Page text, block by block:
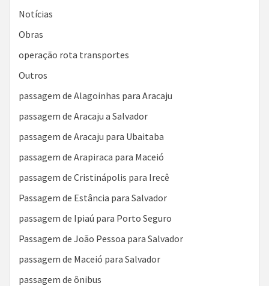
Notícias
Obras
operação rota transportes
Outros
passagem de Alagoinhas para Aracaju
passagem de Aracaju a Salvador
passagem de Aracaju para Ubaitaba
passagem de Arapiraca para Maceió
passagem de Cristinápolis para Irecê
Passagem de Estância para Salvador
passagem de Ipiaú para Porto Seguro
Passagem de João Pessoa para Salvador
passagem de Maceió para Salvador
passagem de ônibus